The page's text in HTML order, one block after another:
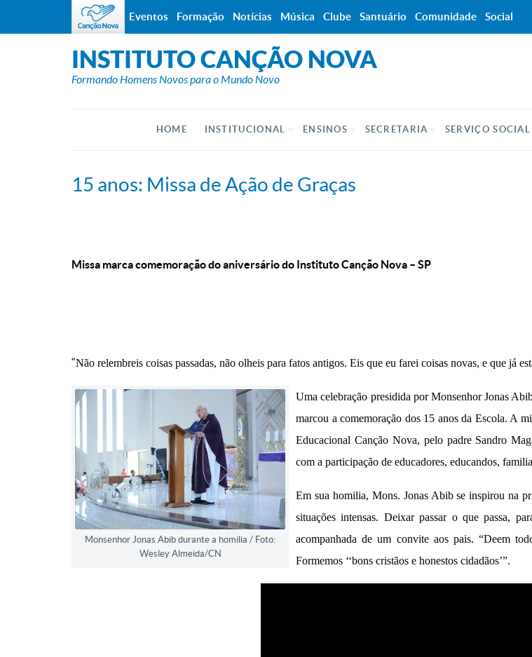
INSTITUTO CANÇÃO NOVA
Formando Homens Novos para o Mundo Novo
HOME INSTITUCIONAL ENSINOS SECRETARIA SERVIÇO SOCIAL
15 anos: Missa de Ação de Graças
Missa marca comemoração do aniversário do Instituto Canção Nova – SP
“Não relembreis coisas passadas, não olheis para fatos antigos. Eis que eu farei coisas novas, e que já
Monsenhor Jonas Abib durante a homilia / Foto:
Wesley Almeida/CN
Umacelebração presidida por Monsenhor Jonas
marcou a comemoração dos 15 anos da Escola. A
Educacional Canção Nova, pelo padre Sandro
com a participação de educadores, educandos,
Em sua homilia, Mons. Jonas Abibse inspirou na
situações intensas. Deixar passar o que passa,
acompanhada de um convite aos pais.“Deem
Formemos ‘‘bons cristãos e honestos cidadãos’”.
Eventos Formação Notícias Música Clube Santuário Comunidade Social